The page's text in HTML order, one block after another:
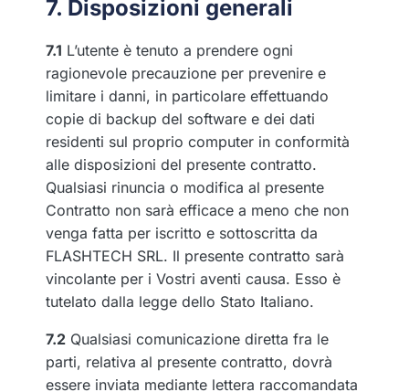
7. Disposizioni generali
7.1 L’utente è tenuto a prendere ogni
ragionevole precauzione per prevenire e
limitare i danni, in particolare effettuando
copie di backup del software e dei dati
residenti sul proprio computer in conformità
alle disposizioni del presente contratto.
Qualsiasi rinuncia o modifica al presente
Contratto non sarà efficace a meno che non
venga fatta per iscritto e sottoscritta da
FLASHTECH SRL. Il presente contratto sarà
vincolante per i Vostri aventi causa. Esso è
tutelato dalla legge dello Stato Italiano.
7.2 Qualsiasi comunicazione diretta fra le
parti, relativa al presente contratto, dovrà
essere inviata mediante lettera raccomandata